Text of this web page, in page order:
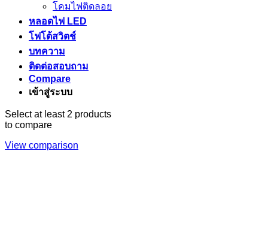
โคมไฟติดลอย
หลอดไฟ LED
โฟโต้สวิตช์
บทความ
ติดต่อสอบถาม
Compare
เข้าสู่ระบบ
Select at least 2 products
to compare
View comparison